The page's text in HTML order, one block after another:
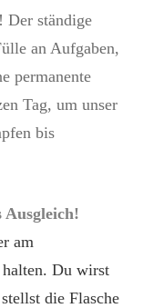
Der ständige
an Aufgaben,
permanente
Tag, um unser
bis
Ausgleich!
am
Du wirst
die Flasche